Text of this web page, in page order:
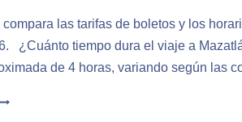
las tarifas de boletos y los
¿Cuánto tiempo dura el viaje a
de 4 horas, variando según las